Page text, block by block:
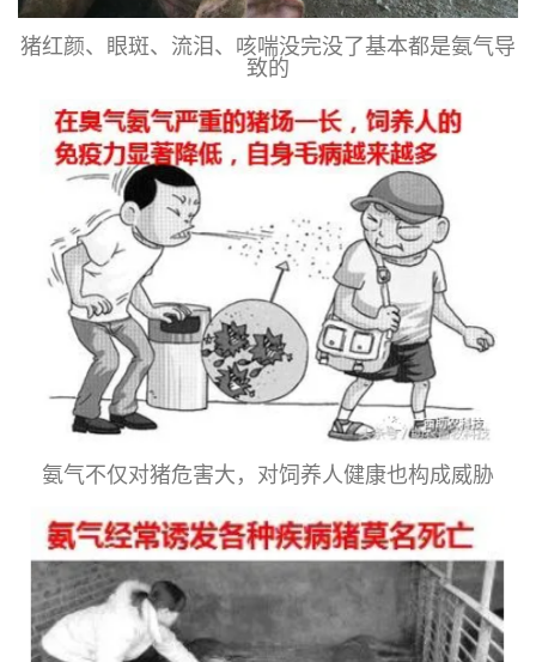
猪红颜、眼斑、流泪、咳喘没完没了基本都是氨气导
致的
氨气不仅对猪危害大，对饲养人健康也构成威胁